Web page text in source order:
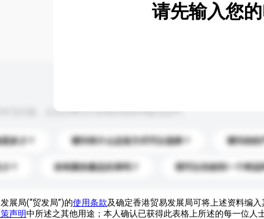
常见问题。点击以将它们添加到你的询盘信息中。
多少？ 请问有什么运送方式可以选择？ 请问你的
？ 你有新的產品目录吗？ 我可以先收到一个样品
请先输入您的
展局(“贸发局”)的使用条款及确定香港贸易发展局可将上述资料编
声明中所述之其他用途；本人确认已获得此表格上所述的每一位人